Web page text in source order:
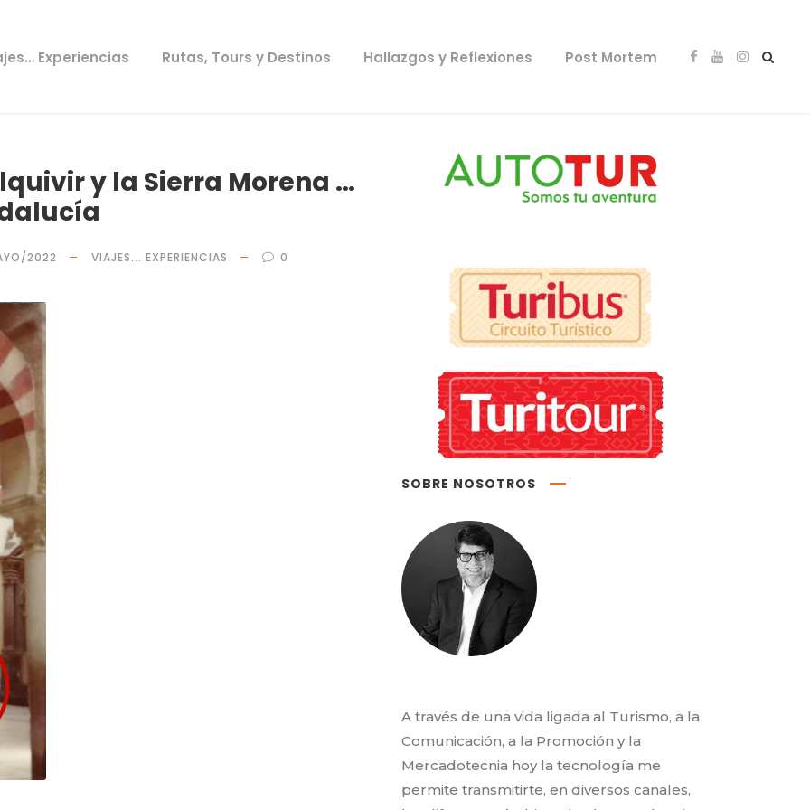
Experiencias Rutas, Tours y Destinos Hallazgos y Reflexiones Post Mortem
y la Sierra Morena …
2022 VIAJES... EXPERIENCIAS 0
SOBRE NOSOTROS
A través de una vida ligada al Turismo, a la
Comunicación, a la Promoción y la
Mercadotecnia hoy la tecnología me
permite transmitirte, en diversos canales,